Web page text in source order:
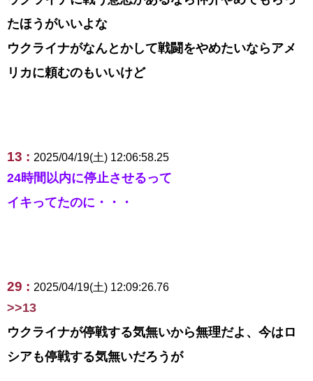
たほうがいいよな
ウクライナがなんとかして戦闘をやめたいならアメ
リカに頼むのもいいけど
13 : 2025/04/19(土) 12:06:58.25
24時間以内に停止させるって
イキってたのに・・・
29 : 2025/04/19(土) 12:09:26.76
>>13
ウクライナが停戦する気無いから無理だよ、今はロ
シアも停戦する気無いだろうが